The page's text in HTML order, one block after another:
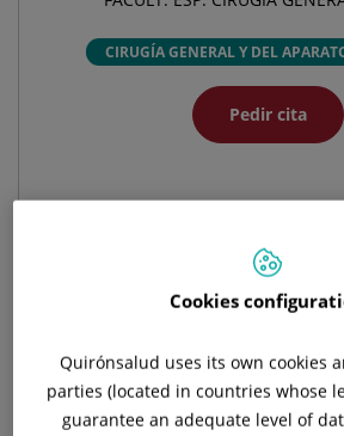
CIRUGÍA GENERAL Y DEL
Pedir cita
Pide cita con este profesional en
Hospital Universitario Ruber Juan
C/ Juan Bravo, 39 y 49
910 687 999
Cookies
Quirónsalud uses its own cookies
parties (located in countries whose
guarantee an adequate level of